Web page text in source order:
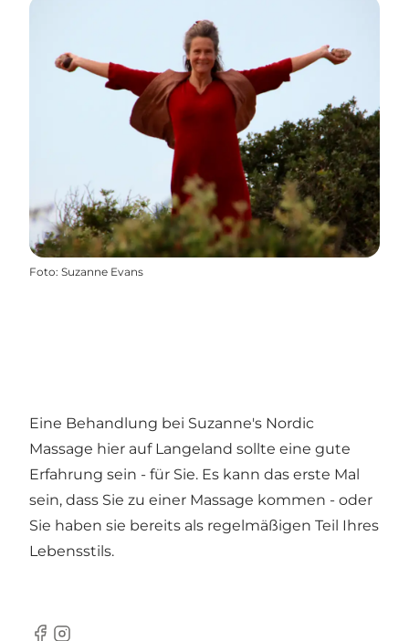
Foto: Suzanne Evans
Eine Behandlung bei Suzanne's Nordic
Massage hier auf Langeland sollte eine gute
Erfahrung sein - für Sie. Es kann das erste Mal
sein, dass Sie zu einer Massage kommen - oder
Sie haben sie bereits als regelmäßigen Teil Ihres
Lebensstils.